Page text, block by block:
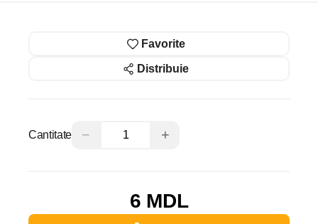
Favorite
Distribuie
Cantitate − +
6 MDL